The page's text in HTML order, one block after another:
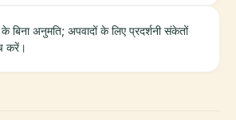
बिना अनुमति; अपवादों के लिए प्रदर्शनी संकेतों
करें।